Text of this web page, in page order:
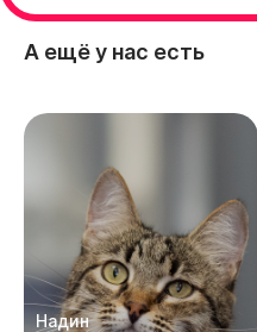
А ещё у нас есть
Надин